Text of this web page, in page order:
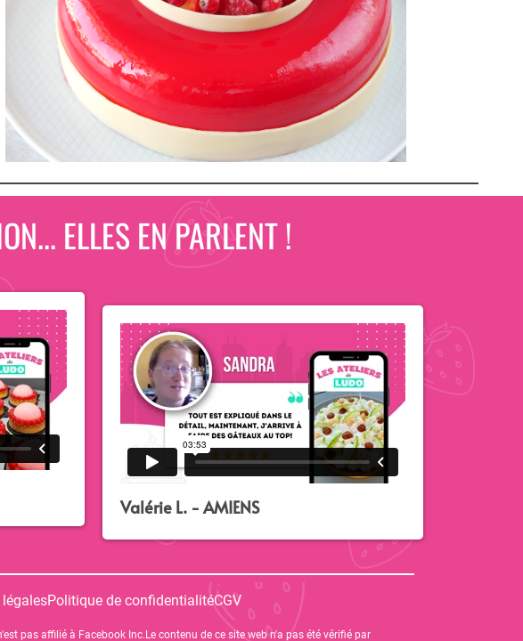
ELLES EN PARLENT !
Valérie L. - AMIENS
Politique de confidentialitéCGV
pas affilié à Facebook Inc.Le contenu de ce site web n'a pas été vérifié par